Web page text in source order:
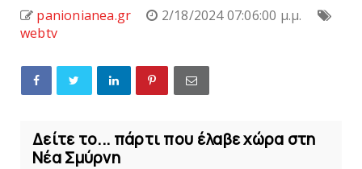
panionianea.gr
2/18/2024 07:06:00 μ.μ.
webtv
Δείτε το... πάρτι που έλαβε χώρα στη
Νέα Σμύρνη